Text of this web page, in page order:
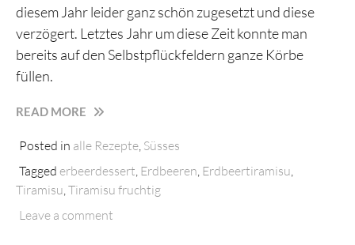
diesem Jahr leider ganz schön zugesetzt und diese
verzögert. Letztes Jahr um diese Zeit konnte man
bereits auf den Selbstpflückfeldern ganze Körbe
füllen.
READ MORE ERDBEERTIRAMISU
Posted in alle Rezepte Süsses
Tagged erbeerdessert Erdbeeren Erdbeertiramisu
Tiramisu Tiramisu fruchtig
Leave a comment